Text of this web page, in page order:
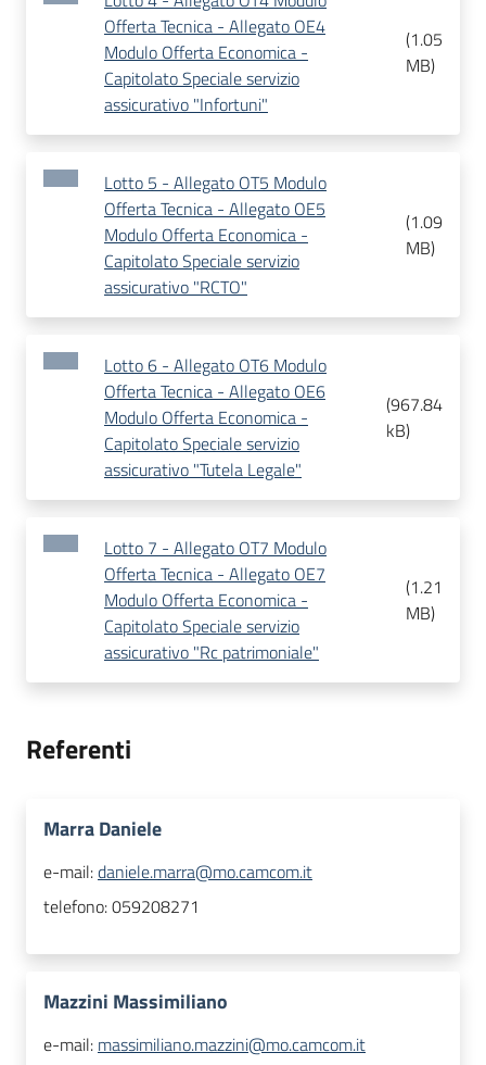
Offerta Tecnica - Allegato OE4
Modulo Offerta Economica -
Capitolato Speciale servizio
assicurativo "Infortuni"
(1.05
MB)
Lotto 5 - Allegato OT5 Modulo
Offerta Tecnica - Allegato OE5
Modulo Offerta Economica -
Capitolato Speciale servizio
assicurativo "RCTO"
(1.09
MB)
Lotto 6 - Allegato OT6 Modulo
Offerta Tecnica - Allegato OE6
Modulo Offerta Economica -
Capitolato Speciale servizio
assicurativo "Tutela Legale"
(967.84
kB)
Lotto 7 - Allegato OT7 Modulo
Offerta Tecnica - Allegato OE7
Modulo Offerta Economica -
Capitolato Speciale servizio
assicurativo "Rc patrimoniale"
(1.21
MB)
Referenti
Marra Daniele
e-mail:daniele.marra@mo.camcom.it
telefono:059208271
Mazzini Massimiliano
e-mail: massimiliano.mazzini@mo.camcom.it